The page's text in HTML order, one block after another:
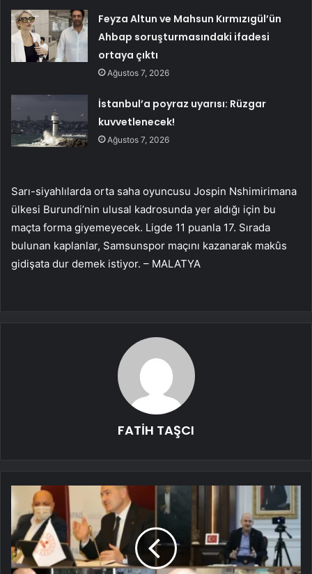
Feyza Altun ve Mahsun Kırmızıgül’ün
Ahbap soruşturmasındaki ifadesi
ortaya çıktı
Ağustos 7, 2026
İstanbul’a poyraz uyarısı: Rüzgar
kuvvetlenecek!
Ağustos 7, 2026
Sarı-siyahlılarda orta saha oyuncusu Jospin Nshimirimana
ülkesi Burundi’nin ulusal kadrosunda yer aldığı için bu
maçta forma giyemeyecek. Ligde 11 puanla 17. Sırada
bulunan kaplanlar, Samsunspor maçını kazanarak makûs
gidişata dur demek istiyor. – MALATYA
FATİH TAŞCI